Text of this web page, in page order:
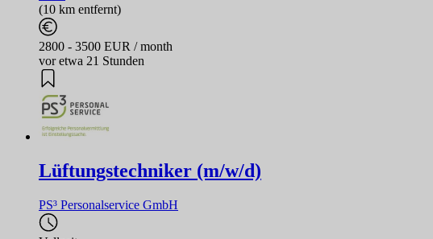
(10 km entfernt)
2800 - 3500 EUR / month
vor etwa 21 Stunden
Lüftungstechniker (m/w/d)
PS³ Personalservice GmbH